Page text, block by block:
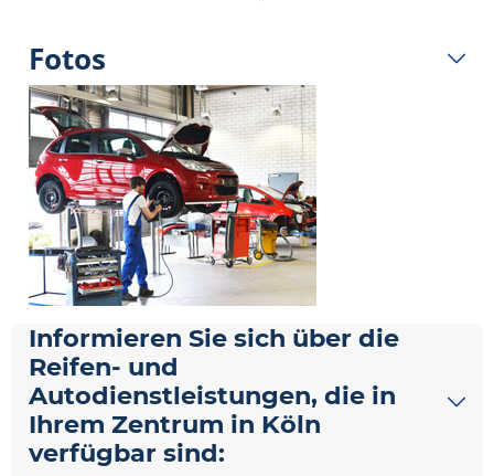
Fotos
Informieren Sie sich über die
Reifen- und
Autodienstleistungen, die in
Ihrem Zentrum in Köln
verfügbar sind: